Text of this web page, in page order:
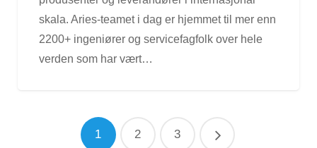
skala. Aries-teamet i dag er hjemmet til mer enn
2200+ ingeniører og servicefagfolk over hele
verden som har vært…
1 2 3